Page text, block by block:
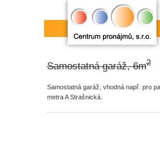
Samostatná garáž, 6m2
Samostatná garáž, vhodná např. pro
metra A Strašnická.